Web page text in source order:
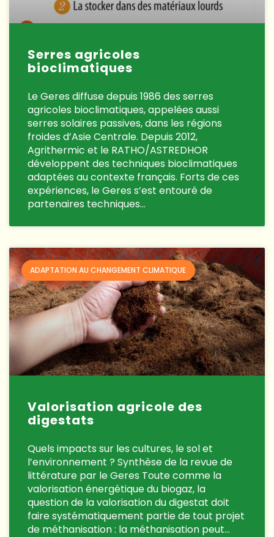
Serres agricoles
bioclimatiques
Le Geres diffuse depuis 1986 des serres
agricoles bioclimatiques, appelées aussi
serres solaires passives, dans les régions
froides d’Asie Centrale. Depuis 2012,
Agrithermic et le RATHO/ASTREDHOR
développent des techniques bioclimatiques
adaptées au contexte français. Forts de ces
expériences, le Geres s’est entouré de
partenaires techniques…
ADAPTATION AU CHANGEMENT CLIMATIQUE
Valorisation agricole des
digestats
Quels impacts sur les cultures, le sol et
l’environnement ? Synthèse de la revue de
littérature par le Geres Toute comme la
valorisation énergétique du biogaz, la
question de la valorisation du digestat doit
faire systématiquement partie de tout projet
de méthanisation : la méthanisation peut…